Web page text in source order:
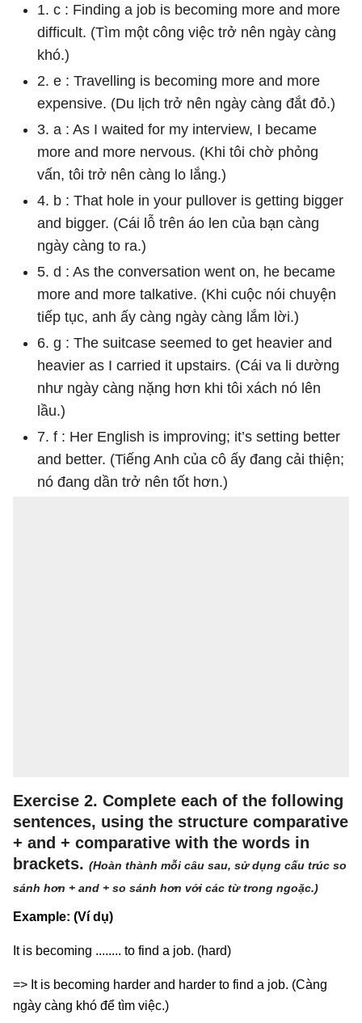
1. c : Finding a job is becoming more and more
difficult. (Tìm một công việc trở nên ngày càng
khó.)
2. e : Travelling is becoming more and more
expensive. (Du lịch trở nên ngày càng đắt đỏ.)
3. a : As I waited for my interview, I became
more and more nervous. (Khi tôi chờ phỏng
vấn, tôi trở nên càng lo lắng.)
4. b : That hole in your pullover is getting bigger
and bigger. (Cái lỗ trên áo len của bạn càng
ngày càng to ra.)
5. d : As the conversation went on, he became
more and more talkative. (Khi cuộc nói chuyện
tiếp tục, anh ấy càng ngày càng lắm lời.)
6. g : The suitcase seemed to get heavier and
heavier as I carried it upstairs. (Cái va li dường
như ngày càng nặng hơn khi tôi xách nó lên
lầu.)
7. f : Her English is improving; it’s setting better
and better. (Tiếng Anh của cô ấy đang cải thiện;
nó đang dần trở nên tốt hơn.)
Exercise 2. Complete each of the following
sentences, using the structure comparative
+ and + comparative with the words in
brackets. (Hoàn thành mỗi câu sau, sử dụng cấu trúc so
sánh hơn + and + so sánh hơn với các từ trong ngoặc.)
Example: (Ví dụ)
It is becoming ........ to find a job. (hard)
=> It is becoming harder and harder to find a job. (Càng
ngày càng khó để tìm việc.)